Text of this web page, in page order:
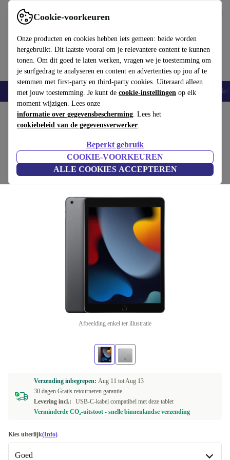
Cookie-voorkeuren
Onze producten en cookies hebben iets gemeen: beide worden
hergebruikt. Dit laatste vooral om je relevantere content te kunnen
tonen. Om dit goed te laten werken, vragen we je toestemming om
je surfgedrag te analyseren en content en advertenties op jou af te
stemmen met first-party en third-party cookies. Uiteraard alleen
met jouw toestemming. Je kunt de cookie-instellingen op elk
moment wijzigen. Lees onze
informatie over gegevensbescherming. Lees het
cookiebeleid van de gegevensverwerker.
Beperkt gebruik
COOKIE-VOORKEUREN
ALLE COOKIES ACCEPTEREN
Gebruik refurbed snel en eenvoudig
Smartphones Laptops Tablets Smartwatches Accessoires
Home Producten Tablets iPads
iPad 9 (2021) | 10.2"
64 GB | spacegrey
(4,8/5)
€190,92
Afbeelding enkel ter illustratie
Verzending inbegrepen: Aug 11 totAug 13
30 dagen Gratis retourneren garantie
Levering incl.:
USB-C-kabel compatibel met deze tablet
Verminderde CO₂-uitstoot - snelle binnenlandse verzending
Kies uiterlijk(Info)
Goed